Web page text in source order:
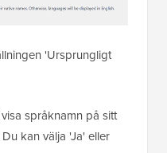
'Ursprungligt
språknamn på sitt
kan välja 'Ja' eller